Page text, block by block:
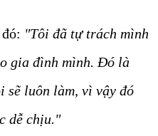
"Tôi đã tự trách mình
gia đình mình. Đó là
sẽ luôn làm, vì vậy đó
dễ chịu."